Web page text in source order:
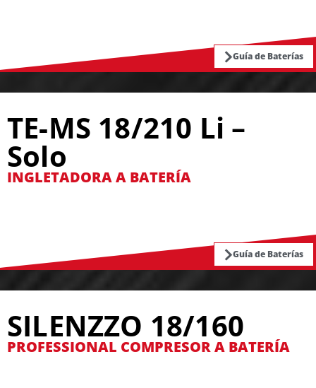
Guía de Baterías
TE-MS 18/210 Li –
Solo
INGLETADORA A BATERÍA
Guía de Baterías
SILENZZO 18/160
PROFESSIONAL COMPRESOR A BATERÍA